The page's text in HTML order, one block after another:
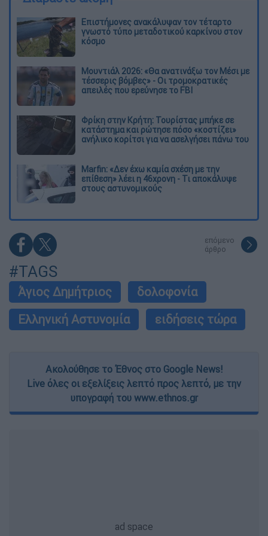
Επιστήμονες ανακάλυψαν τον τέταρτο
γνωστό τύπο μεταδοτικού καρκίνου στον
κόσμο
Μουντιάλ 2026: «Θα ανατινάξω τον Μέσι με
τέσσερις βόμβες» - Οι τρομοκρατικές
απειλές που ερεύνησε το FBI
Φρίκη στην Κρήτη: Τουρίστας μπήκε σε
κατάστημα και ρώτησε πόσο «κοστίζει»
ανήλικο κορίτσι για να ασελγήσει πάνω του
Marfin: «Δεν έχω καμία σχέση με την
επίθεση» λέει η 46χρονη - Τι αποκάλυψε
στους αστυνομικούς
επόμενο
άρθρο
#TAGS
Άγιος Δημήτριος
δολοφονία
Ελληνική Αστυνομία
ειδήσεις τώρα
Ακολούθησε το Έθνος στο Google News!
Live όλες οι εξελίξεις λεπτό προς λεπτό, με την
υπογραφή του www.ethnos.gr